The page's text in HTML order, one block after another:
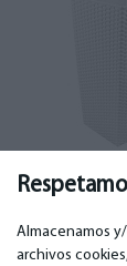
Almacenamos
archivos